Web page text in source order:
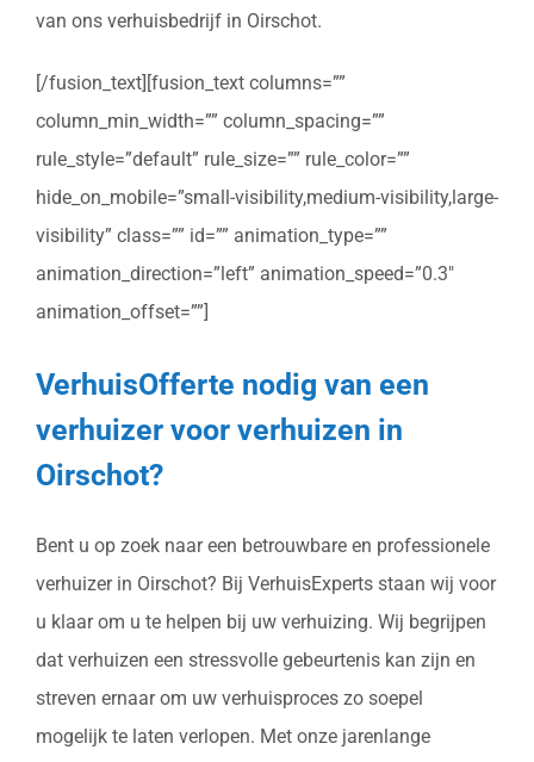
van ons verhuisbedrijf in Oirschot.
[/fusion_text][fusion_text columns=””
column_min_width=”” column_spacing=””
rule_style=”default” rule_size=”” rule_color=””
hide_on_mobile=”small-visibility,medium-visibility,large-
visibility” class=”” id=”” animation_type=””
animation_direction=”left” animation_speed=”0.3″
animation_offset=””]
VerhuisOfferte nodig van een
verhuizer voor verhuizen in
Oirschot?
Bent u op zoek naar een betrouwbare en professionele
verhuizer in Oirschot? Bij VerhuisExperts staan wij voor
u klaar om u te helpen bij uw verhuizing. Wij begrijpen
dat verhuizen een stressvolle gebeurtenis kan zijn en
streven ernaar om uw verhuisproces zo soepel
mogelijk te laten verlopen. Met onze jarenlange